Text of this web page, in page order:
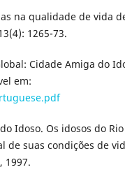
na qualidade de vida
1265-73.
Cidade Amiga do
em:
Idoso. Os idosos do Rio
de suas condições de
1997.